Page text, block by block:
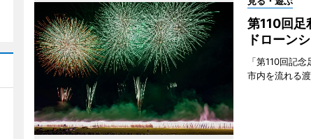
第110回
ドローン
「第110回記
市内を流れる